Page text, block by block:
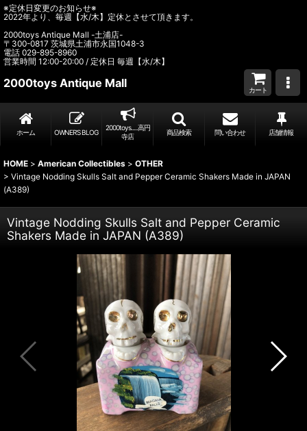
※定休日変更のお知らせ※
2022年より、毎週【水/木】定休とさせて頂きます。
2000toys Antique Mall -土浦店-
〒300-0817 茨城県土浦市永国1048-3
電話 029-895-8960
営業時間 12:00-20:00 / 定休日 毎週【水/木】
2000toys Antique Mall
カート
ホーム OWNER’S BLOG
2000toys.....高円
寺店
商品検索 問い合わせ 店舗情報
HOME > American Collectibles > OTHER
> Vintage Nodding Skulls Salt and Pepper Ceramic Shakers Made in JAPAN
(A389)
Vintage Nodding Skulls Salt and Pepper Ceramic
Shakers Made in JAPAN (A389)